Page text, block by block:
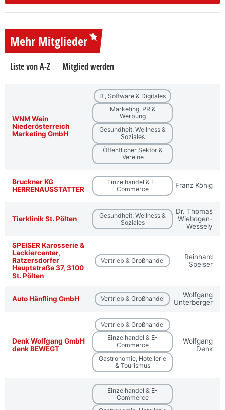
Mehr Mitglieder
Liste von A-Z Mitglied werden
WNM Wein
Niederösterreich
Marketing GmbH
IT, Software & Digitales
Marketing, PR &
Werbung
Gesundheit, Wellness &
Soziales
Öffentlicher Sektor &
Vereine
Bruckner KG
HERRENAUSSTATTER
Einzelhandel & E-
Commerce
Franz König
Tierklinik St. Pölten
Gesundheit, Wellness &
Soziales
Dr. Thomas
Wiebogen-
Wessely
SPEISER Karosserie &
Lackiercenter,
Ratzersdorfer
Hauptstraße 37, 3100
St. Pölten
Vertrieb & Großhandel
Reinhard
Speiser
Auto Hänfling GmbH Vertrieb & Großhandel
Wolfgang
Unterberger
Denk Wolfgang GmbH
denk BEWEGT
Vertrieb & Großhandel
Einzelhandel & E-
Commerce
Gastronomie, Hotellerie
& Tourismus
Wolfgang
Denk
Einzelhandel & E-
Commerce